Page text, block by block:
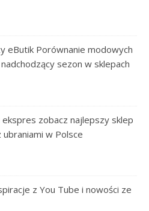
eButik Porównanie modowych
sezon w sklepach
ekspres zobacz najlepszy sklep
w Polsce
z You Tube i nowości ze